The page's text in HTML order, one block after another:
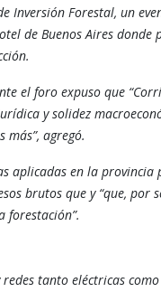
Inversión Forestal, un
de Buenos Aires
el foro expuso que
y solidez
agregó.
aplicadas en la
brutos que y “que, por
forestación”.
tanto eléctricas